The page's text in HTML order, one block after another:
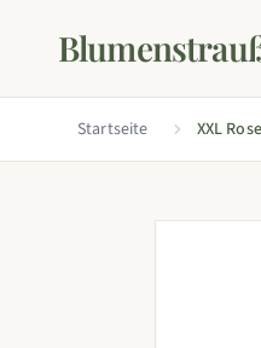
Startseite XXL